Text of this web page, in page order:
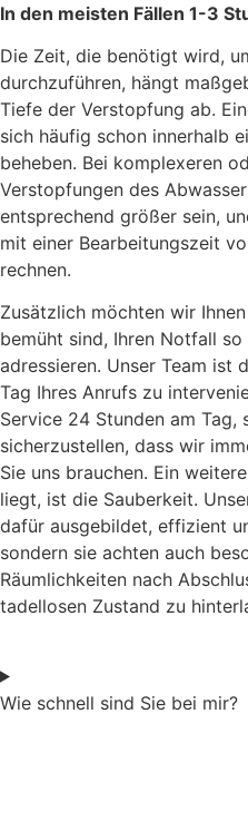
In den meisten Fällen 1-3
Die Zeit, die benötigt wird,
durchzuführen, hängt
Tiefe der Verstopfung ab.
sich häufig schon innerhalb
beheben. Bei komplexeren
Verstopfungen des
entsprechend größer sein,
mit einer Bearbeitungszeit
rechnen.
Zusätzlich möchten wir
bemüht sind, Ihren Notfall
adressieren. Unser Team ist
Tag Ihres Anrufs zu
Service 24 Stunden am Tag,
sicherzustellen, dass wir
Sie uns brauchen. Ein
liegt, ist die Sauberkeit.
dafür ausgebildet, effizient
sondern sie achten auch
Räumlichkeiten nach
tadellosen Zustand zu
Wie schnell sind Sie bei mir?